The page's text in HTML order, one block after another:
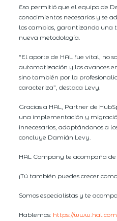
Eso permitió que el equipo de
conocimientos necesarios y se
los cambios, garantizando una
nueva metodología.
“El aporte de HAL fue vital, no
automatización y los avances
sino también por la
caracteriza”, destaca Levy.
Gracias a HAL, Partner de
una implementación y
innecesarios, adaptándonos a
concluye Damián Levy.
HAL Company te acompaña
¡Tú también puedes crecer
Somos especialistas y te
Hablemos: https://